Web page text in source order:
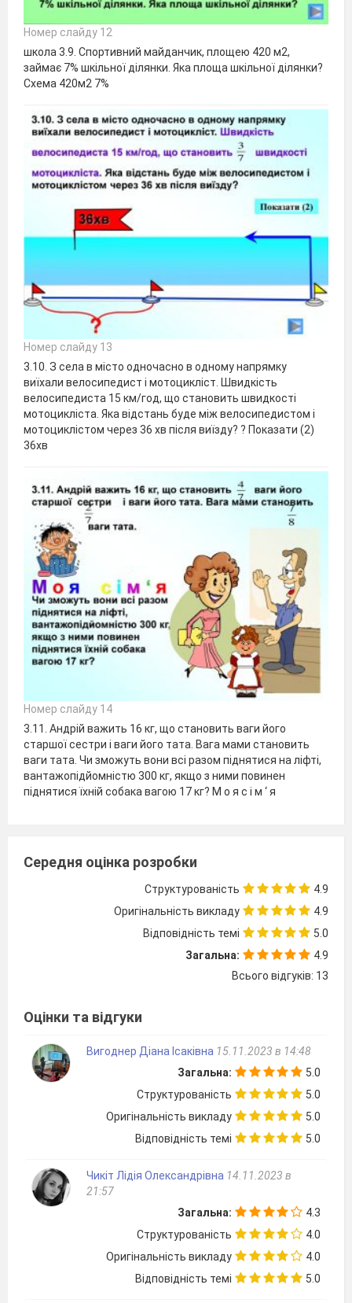
Номер слайду 12
школа 3.9. Спортивний майданчик, площею 420 м2,
займає 7% шкільної ділянки. Яка площа шкільної ділянки?
Схема 420м2 7%
Номер слайду 13
3.10. З села в місто одночасно в одному напрямку
виїхали велосипедист і мотоцикліст. Швидкість
велосипедиста 15 км/год, що становить швидкості
мотоцикліста. Яка відстань буде між велосипедистом і
мотоциклістом через 36 хв після виїзду? ? Показати (2)
36хв
Номер слайду 14
3.11. Андрій важить 16 кг, що становить ваги його
старшої сестри і ваги його тата. Вага мами становить
ваги тата. Чи зможуть вони всі разом піднятися на ліфті,
вантажопідйомністю 300 кг, якщо з ними повинен
піднятися їхній собака вагою 17 кг? М о я с і м ‘ я
Середня оцінка розробки
Структурованість
4.9
Оригінальність викладу
4.9
Відповідність темі
5.0
Загальна:
4.9
Всього відгуків: 13
Оцінки та відгуки
Вигоднер Діана Ісаківна 15.11.2023 в 14:48
Загальна:
5.0
Структурованість
5.0
Оригінальність викладу
5.0
Відповідність темі
5.0
Чикіт Лідія Олександрівна 14.11.2023 в
21:57
Загальна:
4.3
Структурованість
4.0
Оригінальність викладу
4.0
Відповідність темі
5.0